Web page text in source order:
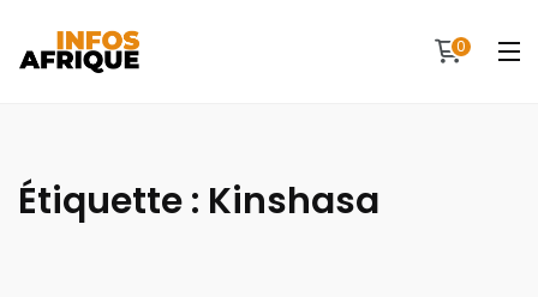
0
Étiquette : Kinshasa